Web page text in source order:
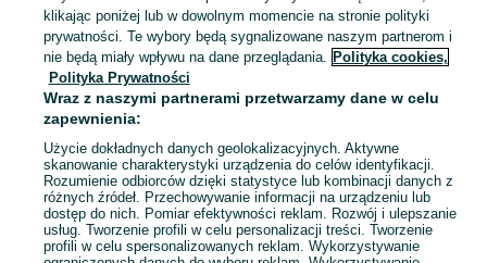
Mapa kategorii
Mapa miejscowości
Mapa ministron
Popularne wyszukiwania
klikając poniżej lub w dowolnym momencie na stronie polityki
prywatności. Te wybory będą sygnalizowane naszym partnerom i
nie będą miały wpływu na dane przeglądania. Polityka cookies,
Polityka Prywatności
Wraz z naszymi partnerami przetwarzamy dane w celu
zapewnienia:
Użycie dokładnych danych geolokalizacyjnych. Aktywne
skanowanie charakterystyki urządzenia do celów identyfikacji.
Rozumienie odbiorców dzięki statystyce lub kombinacji danych z
różnych źródeł. Przechowywanie informacji na urządzeniu lub
dostęp do nich. Pomiar efektywności reklam. Rozwój i ulepszanie
usług. Tworzenie profili w celu personalizacji treści. Tworzenie
profili w celu spersonalizowanych reklam. Wykorzystywanie